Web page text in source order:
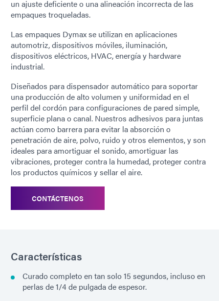
un ajuste deficiente o una alineación incorrecta de las
empaques troqueladas.
Las empaques Dymax se utilizan en aplicaciones
automotriz, dispositivos móviles, iluminación,
dispositivos eléctricos, HVAC, energía y hardware
industrial.
Diseñados para dispensador automático para soportar
una producción de alto volumen y uniformidad en el
perfil del cordón para configuraciones de pared simple,
superficie plana o canal. Nuestros adhesivos para juntas
actúan como barrera para evitar la absorción o
penetración de aire, polvo, ruido y otros elementos, y son
ideales para amortiguar el sonido, amortiguar las
vibraciones, proteger contra la humedad, proteger contra
los productos químicos y sellar el aire.
CONTÁCTENOS
Características
Curado completo en tan solo 15 segundos, incluso en
perlas de 1/4 de pulgada de espesor.